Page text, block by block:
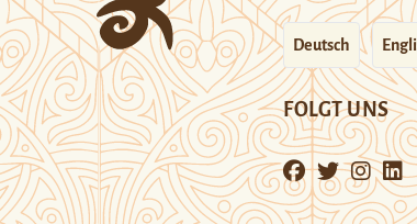
Deutsch
FOLGT UNS